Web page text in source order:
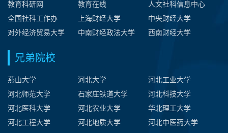
教育科研网
教育在线
人文社科信息中心
全国社科工作办
上海财经大学
中央财经大学
对外经济贸易大学
中南财经政法大学 西南财经大学
兄弟院校
燕山大学 河北大学
河北工业大学
河北师范大学
石家庄铁道大学
河北科技大学
河北医科大学
河北农业大学
华北理工大学
河北工程大学
河北地质大学 河北中医药大学